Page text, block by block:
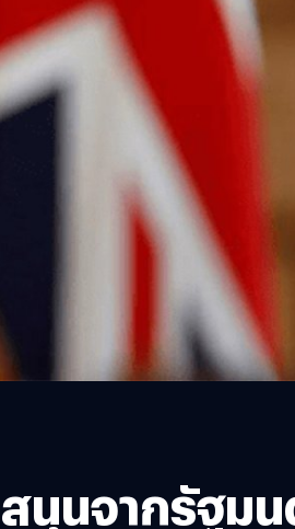
นุนจากรัฐมน